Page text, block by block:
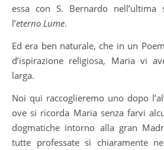
essa con S. Bernardo nell’ultima
l’eterno Lume.
Ed era ben naturale, che in un
d’ispirazione religiosa, Maria vi
larga.
Noi qui raccoglieremo uno dopo
ove si ricorda Maria senza farvi
dogmatiche intorno alla gran
tutte professate sì chiaramente